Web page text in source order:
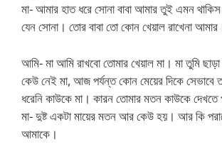
মা- আমার হাত ধরে সোনা বাবা আমার তুই এমন থাকিস
যেন সোনা। তোর বাবা তো কোন খেয়াল রাখেনা
আমি- মা আমি রাখবো তোমার খেয়াল মা। মা তুমি
কেউ নেই মা, আজ পর্যন্ত কোন মেয়ের দিকে সেভাবে
ধরেনি কাউকে মা। কারন তোমার মতন কাউকে দেখতে
মা- দুষ্ট একটা মায়ের মতন আর কেউ হয়। আর কি
আমাকে।